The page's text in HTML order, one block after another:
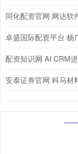
配资知识网 AI CRM